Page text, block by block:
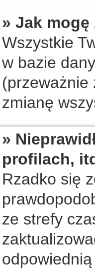
» Jak
Wszystkie
w bazie
(przeważnie
zmianę
»
profilach,
Rzadko się
ze strefy